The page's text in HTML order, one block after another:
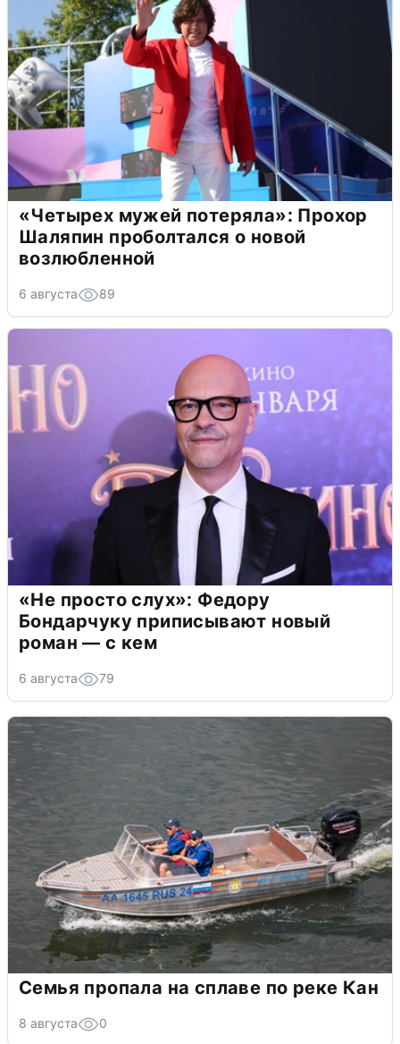
«Четырех мужей потеряла»: Прохор
Шаляпин проболтался о новой
возлюбленной
6 августа 89
«Не просто слух»: Федору
Бондарчуку приписывают новый
роман — с кем
6 августа 79
Семья пропала на сплаве по реке Кан
8 августа 0